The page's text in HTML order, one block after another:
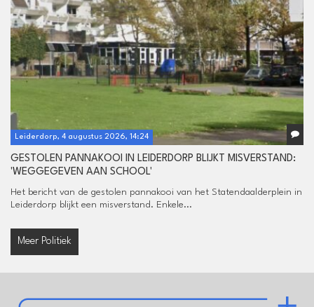
Leiderdorp, 4 augustus 2026, 14:24
GESTOLEN PANNAKOOI IN LEIDERDORP BLIJKT MISVERSTAND:
'WEGGEGEVEN AAN SCHOOL'
Het bericht van de gestolen pannakooi van het Statendaalderplein in
Leiderdorp blijkt een misverstand. Enkele...
Meer Politiek